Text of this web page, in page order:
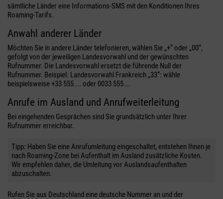
sämtliche Länder eine Informations-SMS mit den Konditionen Ihres
Roaming-Tarifs.
Anwahl anderer Länder
Möchten Sie in andere Länder telefonieren, wählen Sie „+“ oder „00“,
gefolgt von der jeweiligen Landesvorwahl und der gewünschten
Rufnummer. Die Landesvorwahl ersetzt die führende Null der
Rufnummer. Beispiel: Landesvorwahl Frankreich „33“: wähle
beispielsweise +33 555 ... oder 0033 555 ...
Anrufe im Ausland und Anrufweiterleitung
Bei eingehenden Gesprächen sind Sie grundsätzlich unter Ihrer
Rufnummer erreichbar.
Tipp: Haben Sie eine Anrufumleitung eingeschaltet, entstehen Ihnen je
nach Roaming-Zone bei Aufenthalt im Ausland zusätzliche Kosten.
Wir empfehlen daher, die Umleitung vor Auslandsaufenthalten
abzuschalten.
Rufen Sie aus Deutschland eine deutsche Nummer an und der